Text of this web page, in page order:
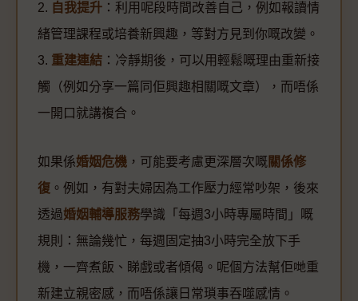
2. 自我提升 ：利用呢段時間改善自己，例如報讀情
緒管理課程或培養新興趣，等對方見到你嘅改變。
3. 重建連結 ：冷靜期後，可以用輕鬆嘅理由重新接
觸（例如分享一篇同佢興趣相關嘅文章），而唔係
一開口就講複合。
如果係婚姻危機 ，可能要考慮更深層次嘅 關係修
復 。例如，有對夫婦因為工作壓力經常吵架，後來
透過婚姻輔導服務學識「每週3小時專屬時間」嘅
規則：無論幾忙，每週固定抽3小時完全放下手
機，一齊煮飯、睇戲或者傾偈。呢個方法幫佢哋重
新建立親密感，而唔係讓日常瑣事吞噬感情。